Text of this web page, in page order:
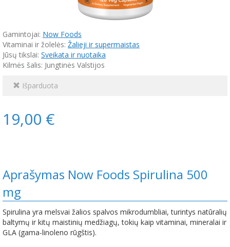
Gamintojai: Now Foods
Vitaminai ir žolelės: Žalieji ir supermaistas
Jūsų tikslai: Sveikata ir nuotaika
Kilmės šalis: Jungtinės Valstijos
Išparduota
19,00 €
Aprašymas Now Foods Spirulina 500
mg
Spirulina yra melsvai žalios spalvos mikrodumbliai, turintys natūralių
baltymų ir kitų maistinių medžiagų, tokių kaip vitaminai, mineralai ir
GLA (gama-linoleno rūgštis).